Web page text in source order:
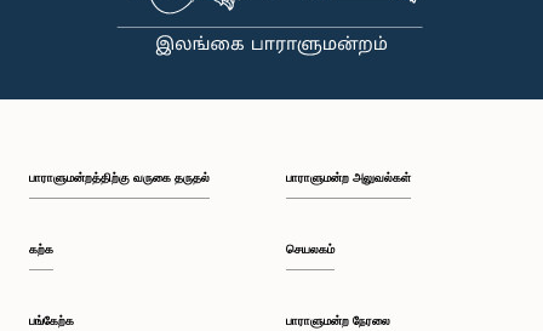
பாராளுமன்றத்திற்கு வருகை தருதல்
கற்க
பங்கேற்க
பாராளுமன்ற அலுவல்கள்
செயலகம்
பாராளுமன்ற நேரலை